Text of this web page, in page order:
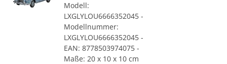
Modell:
LXGLYLOU6666352045 -
Modellnummer:
LXGLYLOU6666352045 -
EAN: 8778503974075 -
Maße: 20 x 10 x 10 cm